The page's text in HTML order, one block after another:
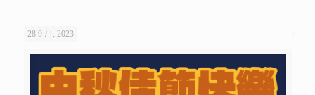
28 9 月, 2023